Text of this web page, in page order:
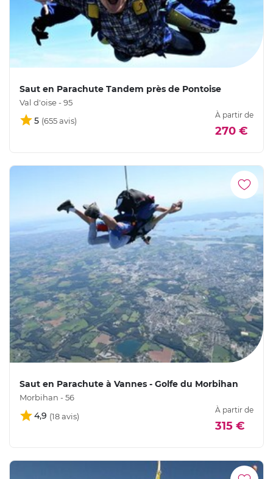
Saut en Parachute Tandem près de Pontoise
Val d'oise - 95
5
À partir de
270 €
Saut en Parachute à Vannes - Golfe du Morbihan
Morbihan - 56
4,9
À partir de
315 €